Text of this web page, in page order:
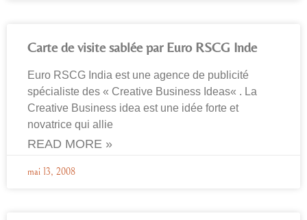
Carte de visite sablée par Euro RSCG Inde
Euro RSCG India est une agence de publicité
spécialiste des « Creative Business Ideas« . La
Creative Business idea est une idée forte et
novatrice qui allie
READ MORE »
mai 13, 2008